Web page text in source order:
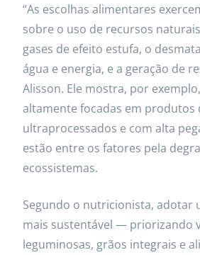
“As escolhas alimentares
sobre o uso de recursos
gases de efeito estufa, o
água e energia, e a geração de
Alisson. Ele mostra, por
altamente focadas em produtos
ultraprocessados e com alta
estão entre os fatores pela
ecossistemas.
Segundo o nutricionista, adotar
mais sustentável — priorizando
leguminosas, grãos integrais e